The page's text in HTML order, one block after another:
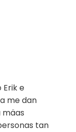
Erik e
me dan
mäas
tan